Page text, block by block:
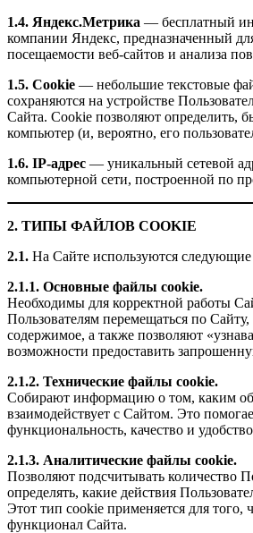
1.4. Яндекс.Метрика — бесплатный
компании Яндекс, предназначенный
посещаемости веб-сайтов и анализа
1.5. Cookie — небольшие текстовые
сохраняются на устройстве
Сайта. Cookie позволяют определить,
компьютер (и, вероятно, его
1.6. IP-адрес — уникальный сетевой
компьютерной сети, построенной по
2. ТИПЫ ФАЙЛОВ COOKIE
2.1. На Сайте используются
2.1.1. Основные файлы cookie.
Необходимы для корректной работы
Пользователям перемещаться по Сайту,
содержимое, а также позволяют
возможности предоставить
2.1.2. Технические файлы cookie.
Собирают информацию о том, каким
взаимодействует с Сайтом. Это
функциональность, качество и
2.1.3. Аналитические файлы cookie.
Позволяют подсчитывать количество
определять, какие действия
Этот тип cookie применяется для того,
функционал Сайта.